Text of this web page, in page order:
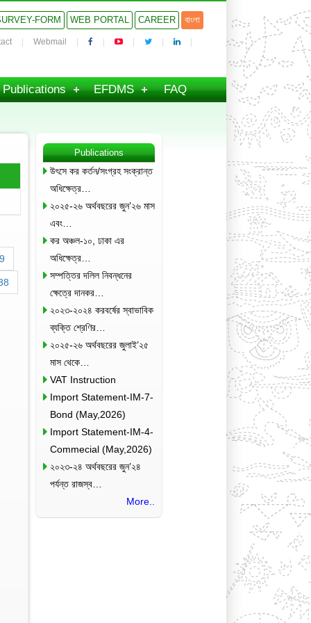
FORM WEB PORTAL CAREER বাংলা
Webmail
Publications EFDMS FAQ
Publications
উৎসে কর কর্তন/সংগ্রহ সংক্রান্ত
অধিক্ষেত্র…
২০২৫-২৬ অর্থবছরের জুন’২৬ মাস
এবং…
কর অঞ্চল-১০, ঢাকা এর
অধিক্ষেত্র…
সম্পত্তির দলিল নিবন্ধনের
ক্ষেত্রে দানকর…
২০২৩-২০২৪ করবর্ষের স্বাভাবিক
ব্যক্তি শ্রেণির…
২০২৫-২৬ অর্থবছরের জুলাই’২৫
মাস থেকে…
VAT Instruction
Import Statement-IM-7-
Bond (May,2026)
Import Statement-IM-4-
Commecial (May,2026)
২০২৩-২৪ অর্থবছরের জুন’২৪
পর্যন্ত রাজস্ব…
More..